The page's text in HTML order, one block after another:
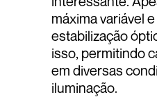
máxima variável
estabilização
isso, permitindo
em diversas
iluminação.